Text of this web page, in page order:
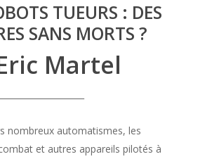
TUEURS : DES
SANS MORTS ?
Martel
nombreux automatismes, les
et autres appareils pilotés à